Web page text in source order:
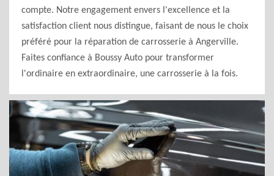
compte. Notre engagement envers l'excellence et la
satisfaction client nous distingue, faisant de nous le choix
préféré pour la réparation de carrosserie à Angerville.
Faites confiance à Boussy Auto pour transformer
l'ordinaire en extraordinaire, une carrosserie à la fois.